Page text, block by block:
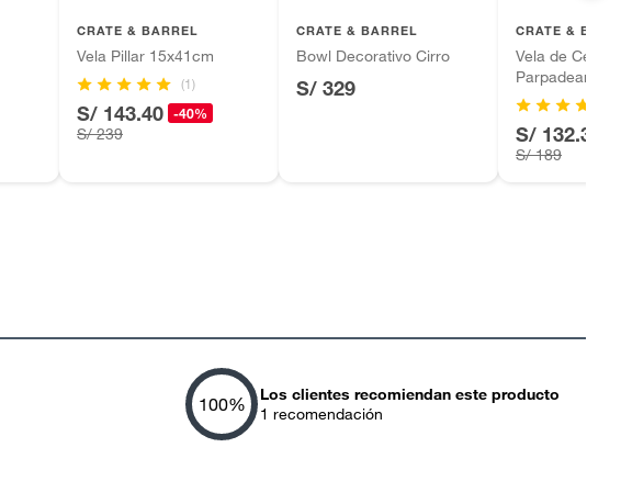
CRATE & BARREL
Vela Pillar 15x41cm
(1)
S/ 143.40 -40%
S/ 239
CRATE & BARREL
Bowl Decorativo Cirro
S/ 329
CRATE &
Vela de Cera
Parpadeante
S/ 132.30
S/ 189
100%
Los clientes recomiendan este producto
1 recomendación